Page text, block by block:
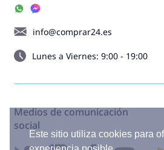
Este sitio utiliza cookies para
info@comprar24.es
Lunes a Viernes: 9:00 - 19:00
Medios de comunicación
social